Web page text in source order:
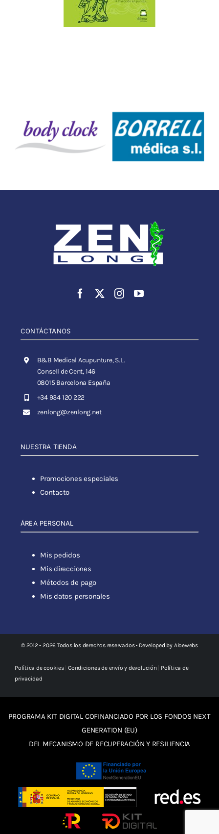
CONTÁCTANOS
B&B Medical Acupunture, S.L.
Consell de Cent, 146
08015 Barcelona España
+34 934 120 222
zenlong@zenlong.net
NUESTRA TIENDA
Promociones especiales
Contacto
ÁREA PERSONAL
Mis pedidos
Mis direcciones
Métodos de pago
Mis datos personales
© 2012 - 2026 Todos los derechos reservados • Developed by Aloewebs
Política de cookies|Condiciones de envío y devolución| Política de
privacidad
PROGRAMA KIT DIGITAL COFINANCIADO POR LOS FONDOS NEXT
GENERATION (EU)
DEL MECANISMO DE RECUPERACIÓN Y RESILIENCIA